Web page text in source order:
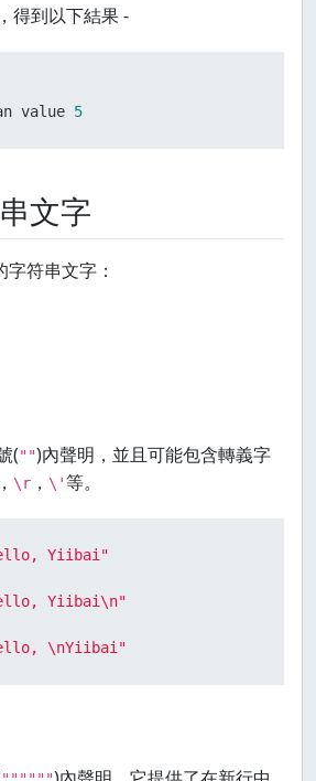
得到以下結果 -
value 5
文字
符串文字：
("")內聲明，並且可能包含轉義字
， \r ， \'等。
Yiibai"
Yiibai\n"
\nYiibai"